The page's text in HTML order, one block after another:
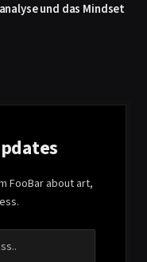
und das Mindset
FooBar about art,